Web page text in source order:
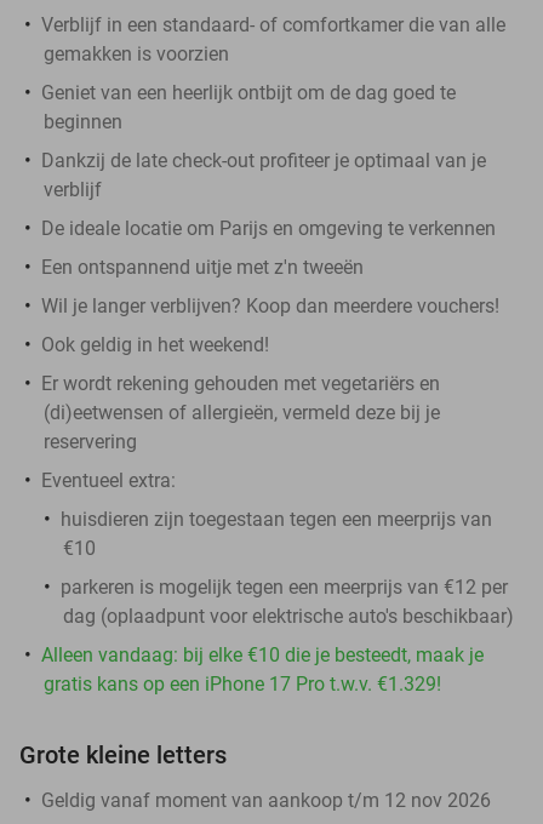
Verblijf in een standaard- of comfortkamer die van alle
gemakken is voorzien
Geniet van een heerlijk ontbijt om de dag goed te
beginnen
Dankzij de late check-out profiteer je optimaal van je
verblijf
De ideale locatie om Parijs en omgeving te verkennen
Een ontspannend uitje met z'n tweeën
Wil je langer verblijven? Koop dan meerdere vouchers!
Ook geldig in het weekend!
Er wordt rekening gehouden met vegetariërs en
(di)eetwensen of allergieën, vermeld deze bij je
reservering
Eventueel extra:
huisdieren zijn toegestaan tegen een meerprijs van
€10
parkeren is mogelijk tegen een meerprijs van €12 per
dag (oplaadpunt voor elektrische auto's beschikbaar)
Alleen vandaag: bij elke €10 die je besteedt, maak je
gratis kans op een iPhone 17 Pro t.w.v. €1.329!
Grote kleine letters
Geldig vanaf moment van aankoop t/m 12 nov 2026